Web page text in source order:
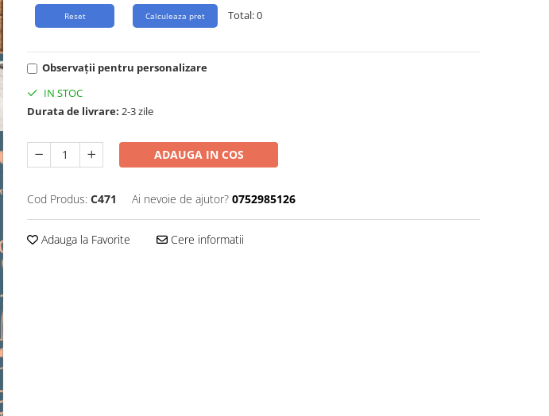
Total:0
Observații pentru personalizare
IN STOC
Durata de livrare: 2-3 zile
ADAUGA IN COS
Cod Produs: C471 Ai nevoie de ajutor? 0752985126
Adauga la Favorite Cere informatii